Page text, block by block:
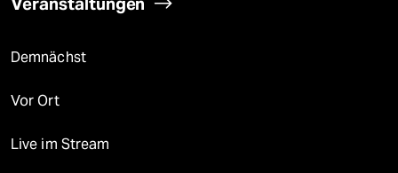
Demnächst
Vor Ort
Live im Stream